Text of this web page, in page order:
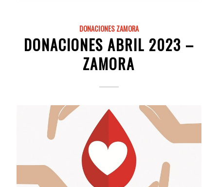
DONACIONES ZAMORA
DONACIONES ABRIL 2023 –
ZAMORA